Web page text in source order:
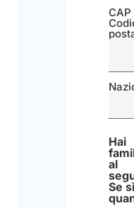
CAP
Hai
al
Se